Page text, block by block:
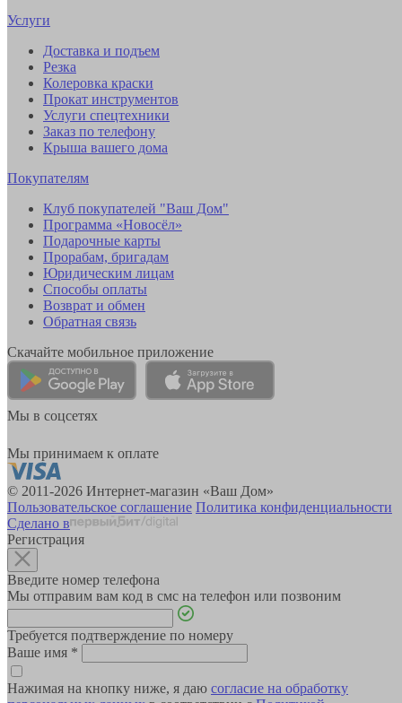
Услуги
Доставка и подъем
Резка
Колеровка краски
Прокат инструментов
Услуги спецтехники
Заказ по телефону
Крыша вашего дома
Покупателям
Клуб покупателей "Ваш Дом"
Программа «Новосёл»
Подарочные карты
Прорабам, бригадам
Юридическим лицам
Способы оплаты
Возврат и обмен
Обратная связь
Скачайте мобильное приложение
Мы в соцсетях
Мы принимаем к оплате
© 2011-2026 Интернет-магазин «Ваш Дом»
Пользовательское соглашение Политика конфиденциальности
Сделано в
Регистрация
Введите номер телефона
Мы отправим вам код в смс на телефон или позвоним
Требуется подтверждение по номеру
Ваше имя *
Нажимая на кнопку ниже, я даю согласие на обработку